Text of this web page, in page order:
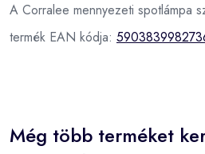
A Corralee mennyezeti spotlámpa
termék EAN kódja:
Még több terméket